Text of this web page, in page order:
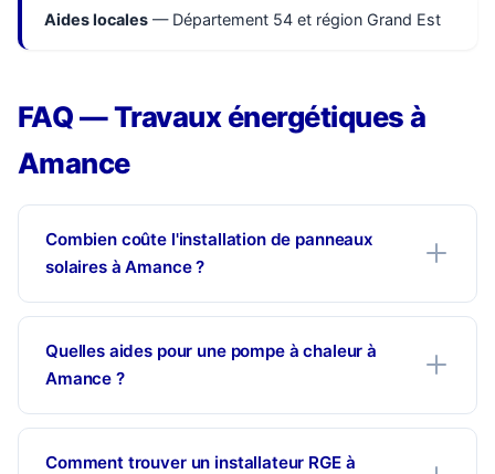
Aides locales — Département 54 et région Grand Est
FAQ — Travaux énergétiques à
Amance
Combien coûte l'installation de panneaux
solaires à Amance ?
Quelles aides pour une pompe à chaleur à
Amance ?
Comment trouver un installateur RGE à